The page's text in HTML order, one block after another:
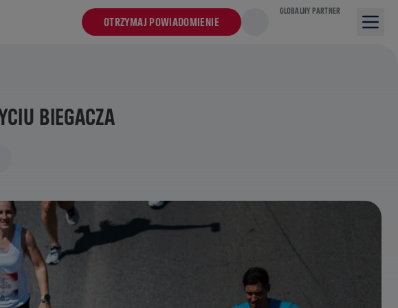
OTRZYMAJ POWIADOMIENIE
GLOBALNY PARTNER
BIEGACZA